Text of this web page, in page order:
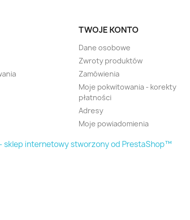
TWOJE KONTO
Dane osobowe
Zwroty produktów
Zamówienia
Moje pokwitowania - korekty
płatności
Adresy
Moje powiadomienia
sklep internetowy stworzony od PrestaShop™